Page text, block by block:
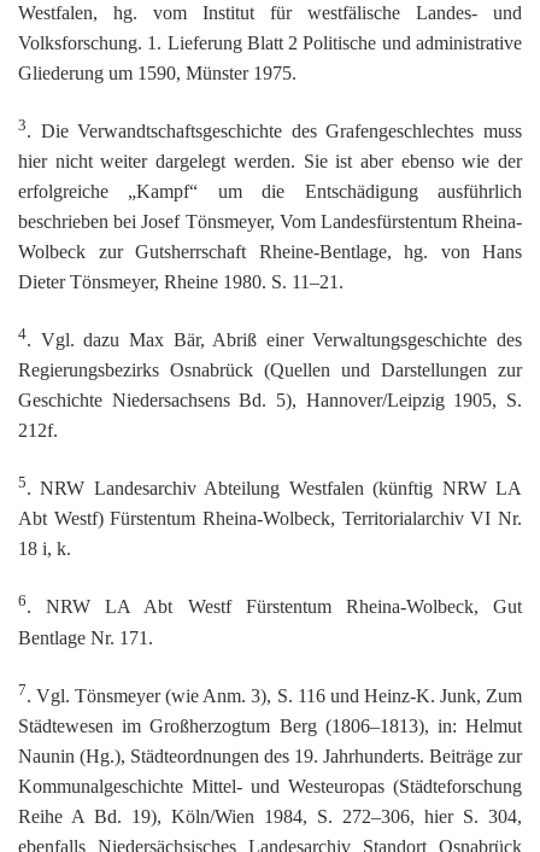
Westfalen, hg. vom Institut für westfälische Landes- und
Volksforschung. 1. Lieferung Blatt 2 Politische und administrative
Gliederung um 1590, Münster 1975.
3. Die Verwandtschaftsgeschichte des Grafengeschlechtes muss
hier nicht weiter dargelegt werden. Sie ist aber ebenso wie der
erfolgreiche „Kampf“ um die Entschädigung ausführlich
beschrieben bei Josef Tönsmeyer, Vom Landesfürstentum Rheina-
Wolbeck zur Gutsherrschaft Rheine-Bentlage, hg. von Hans
Dieter Tönsmeyer, Rheine 1980. S. 11–21.
4. Vgl. dazu Max Bär, Abriß einer Verwaltungsgeschichte des
Regierungsbezirks Osnabrück (Quellen und Darstellungen zur
Geschichte Niedersachsens Bd. 5), Hannover/Leipzig 1905, S.
212f.
5. NRW Landesarchiv Abteilung Westfalen (künftig NRW LA
Abt Westf) Fürstentum Rheina-Wolbeck, Territorialarchiv VI Nr.
18 i, k.
6. NRW LA Abt Westf Fürstentum Rheina-Wolbeck, Gut
Bentlage Nr. 171.
7. Vgl. Tönsmeyer (wie Anm. 3), S. 116 und Heinz-K. Junk, Zum
Städtewesen im Großherzogtum Berg (1806–1813), in: Helmut
Naunin (Hg.), Städteordnungen des 19. Jahrhunderts. Beiträge zur
Kommunalgeschichte Mittel- und Westeuropas (Städteforschung
Reihe A Bd. 19), Köln/Wien 1984, S. 272–306, hier S. 304,
ebenfalls Niedersächsisches Landesarchiv Standort Osnabrück